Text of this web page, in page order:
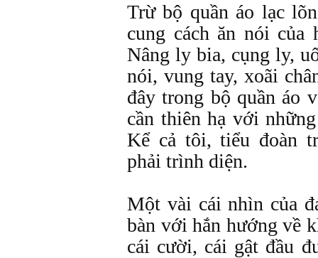
Trừ bộ quần áo lạc
cung cách ăn nói của
Nâng ly bia, cụng ly,
nói, vung tay, xoãi
đây trong bộ quần áo
cần thiên hạ với
Kể cả tôi, tiểu đoàn
phải trình diện.
Một vài cái nhìn của
bàn với hắn hướng về
cái cười, cái gật đầu